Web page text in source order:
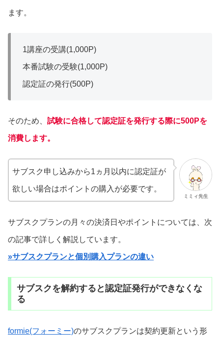
ます。
1講座の受講(1,000P)
本番試験の受験(1,000P)
認定証の発行(500P)
そのため、 試験に合格して認定証を発行する際に500Pを
消費します。
ミミィ先生
サブスク申し込みから1ヵ月以内に認定証が
欲しい場合はポイントの購入が必要です。
サブスクプランの月々の決済日やポイントについては、次
の記事で詳しく解説しています。
»サブスクプランと個別購入プランの違い
サブスクを解約すると認定証発行ができなくな
る
formie(フォーミー)のサブスクプランは契約更新という形